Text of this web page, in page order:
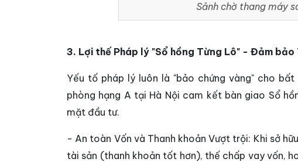
Sảnh chờ thang máy
3. Lợi thế Pháp lý "Sổ hồng Từng Lô" - Đảm bảo
Yếu tố pháp lý luôn là "bảo chứng vàng" cho
phòng hạng A tại Hà Nội cam kết bàn giao Sổ
mặt đầu tư.
- An toàn Vốn và Thanh khoản Vượt trội: Khi sở
tài sản (thanh khoản tốt hơn), thế chấp vay vốn,